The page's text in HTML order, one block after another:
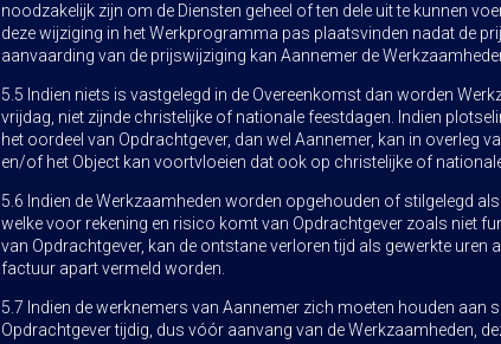
noodzakelijk zijn om de Diensten geheel of ten dele uit te kunnen
deze wijziging in het Werkprogramma pas plaatsvinden nadat de
aanvaarding van de prijswijziging kan Aannemer de
5.5 Indien niets is vastgelegd in de Overeenkomst dan worden
vrijdag, niet zijnde christelijke of nationale feestdagen. Indien
het oordeel van Opdrachtgever, dan wel Aannemer, kan in overleg
en/of het Object kan voortvloeien dat ook op christelijke of
5.6 Indien de Werkzaamheden worden opgehouden of stilgelegd
welke voor rekening en risico komt van Opdrachtgever zoals niet
van Opdrachtgever, kan de ontstane verloren tijd als gewerkte
factuur apart vermeld worden.
5.7 Indien de werknemers van Aannemer zich moeten houden aan
Opdrachtgever tijdig, dus vóór aanvang van de Werkzaamheden,